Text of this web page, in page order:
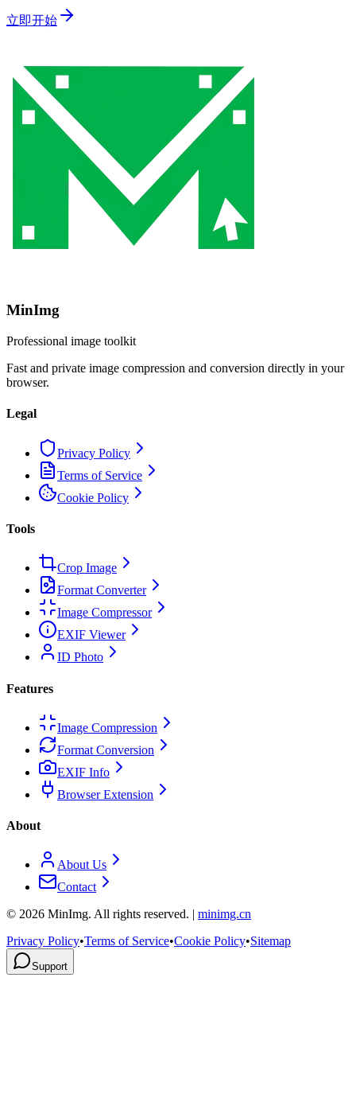
立即开始
MinImg
Professional image toolkit
Fast and private image compression and conversion directly in your
browser.
Legal
Privacy Policy
Terms of Service
Cookie Policy
Tools
Crop Image
Format Converter
Image Compressor
EXIF Viewer
ID Photo
Features
Image Compression
Format Conversion
EXIF Info
Browser Extension
About
About Us
Contact
© 2026 MinImg. All rights reserved. | minimg.cn
Privacy Policy•Terms of Service•Cookie Policy•Sitemap
Support